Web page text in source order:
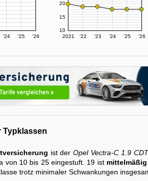
'24 '25 '26 2021 '22 '23 '24 '25 '26
10
15
20
Typklassen
ist derOpel Vectra-C 1.9
von 10 bis 25 eingestuft. 19 ist mittelmäßig
trotz minimaler Schwankungen